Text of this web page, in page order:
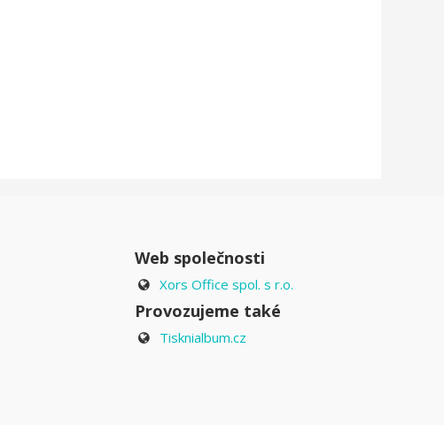
Web společnosti
Xors Office spol. s r.o.
Provozujeme také
Tisknialbum.cz